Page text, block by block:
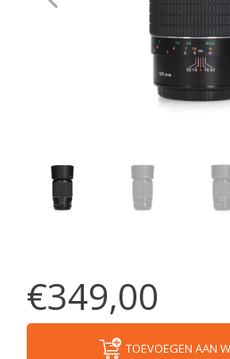
€349,00
TOEVOEGEN AAN